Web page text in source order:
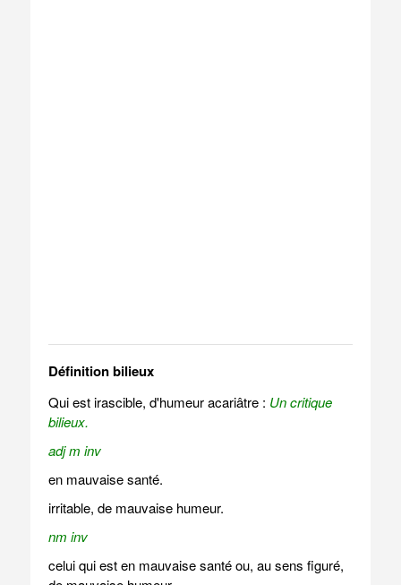
Définition bilieux
Qui est irascible, d'humeur acariâtre : Un critique
bilieux.
adj m inv
en mauvaise santé.
irritable, de mauvaise humeur.
nm inv
celui qui est en mauvaise santé ou, au sens figuré,